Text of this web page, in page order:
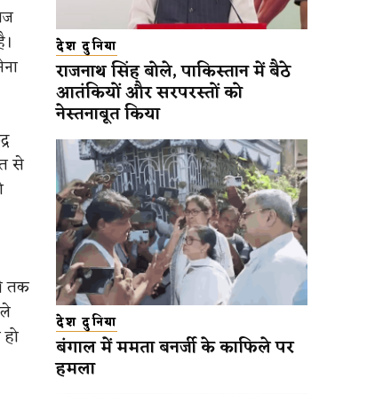
से
तक
देश दुनिया
राजनाथ सिंह बोले, पाकिस्तान में बैठे
आतंकियों और सरपरस्तों को
नेस्तनाबूत किया
देश दुनिया
बंगाल में ममता बनर्जी के काफिले पर
हमला